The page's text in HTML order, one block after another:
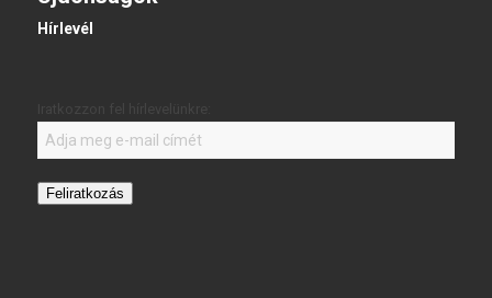
Hírlevél
Feliratkozás